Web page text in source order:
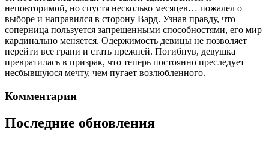
неповторимой, но спустя несколько месяцев… пожалел о
выборе и направился в сторону Вард. Узнав правду, что
соперница пользуется запрещенными способностями, его мир
кардинально меняется. Одержимость девицы не позволяет
перейти все грани и стать прежней. Погибнув, девушка
превратилась в призрак, что теперь постоянно преследует
несбывшуюся мечту, чем пугает возлюбленного.
Комментарии
Последние обновления